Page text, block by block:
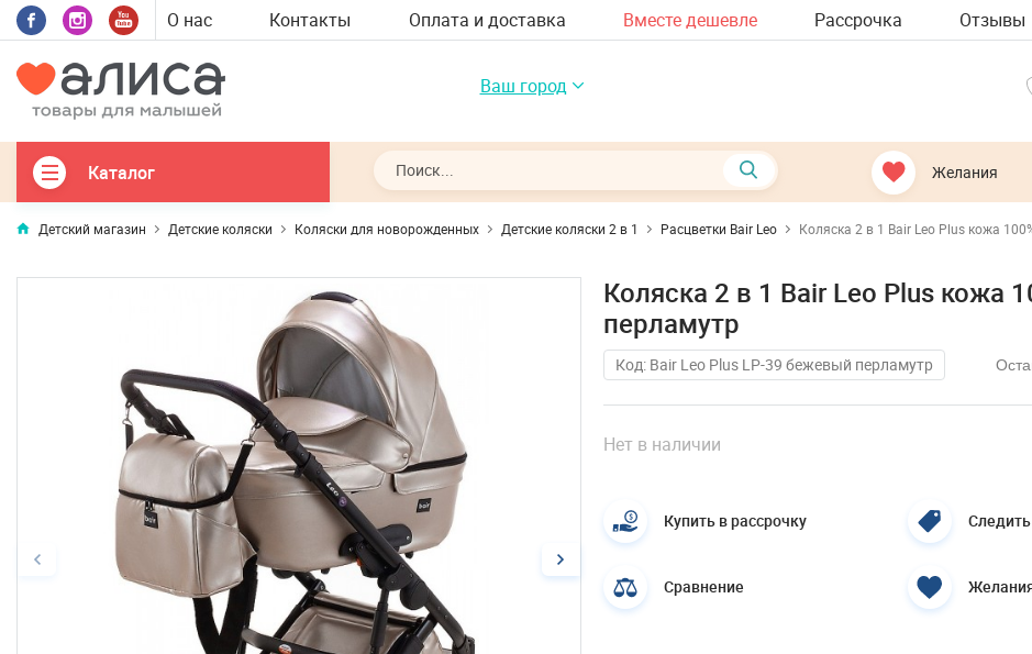
О нас Контакты Оплата и доставка Вместе дешевле Рассрочка Отзывы
Ваш город
Каталог Желания
Детский магазин Детские коляски Коляски для новорожденных Детские коляски 2 в 1 Расцветки Bair Leo Коляска 2 в 1 Bair Leo Plus кожа
Коляска 2 в 1 Bair Leo Plus кожа
перламутр
Код: Bair Leo Plus LP-39 бежевый перламутр
Нет в наличии
Купить в рассрочку
Сравнение